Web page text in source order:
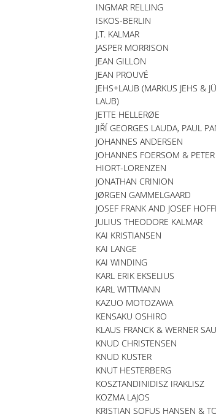
INGMAR RELLING
ISKOS-BERLIN
J.T. KALMAR
JASPER MORRISON
JEAN GILLON
JEAN PROUVÉ
JEHS+LAUB (MARKUS JEHS &
LAUB)
JETTE HELLERØE
JIŘÍ GEORGES LAUDA, PAUL
JOHANNES ANDERSEN
JOHANNES FOERSOM & PETER
HIORT-LORENZEN
JONATHAN CRINION
JØRGEN GAMMELGAARD
JOSEF FRANK AND JOSEF
JULIUS THEODORE KALMAR
KAI KRISTIANSEN
KAI LANGE
KAI WINDING
KARL ERIK EKSELIUS
KARL WITTMANN
KAZUO MOTOZAWA
KENSAKU OSHIRO
KLAUS FRANCK & WERNER
KNUD CHRISTENSEN
KNUD KUSTER
KNUT HESTERBERG
KOSZTANDINIDISZ IRAKLISZ
KOZMA LAJOS
KRISTIAN SOFUS HANSEN &